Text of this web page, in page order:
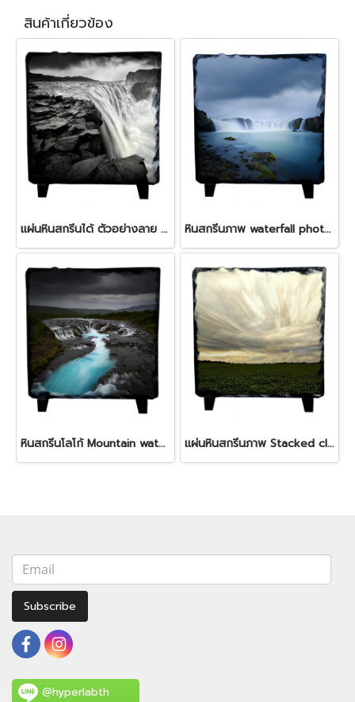
สินค้าเกี่ยวข้อง
แผ่นหินสกรีนได้ ตัวอย่างลาย Waterfall หินสกรีนภาพ waterfall photographs Rock
หินสกรีนโลโก้ Mountain waterfall Rock แผ่นหินสกรีนภาพ Stacked clouds rock
Subscribe
@hyperlabth